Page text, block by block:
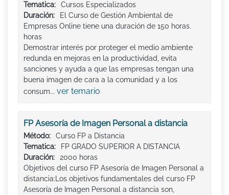
Tematica:
Cursos Especializados
Duración:
El Curso de Gestión Ambiental de
Empresas Online tiene una duración de 150 horas.
horas
Demostrar interés por proteger el medio ambiente
redunda en mejoras en la productividad, evita
sanciones y ayuda a que las empresas tengan una
buena imagen de cara a la comunidad y a los
consum... ver temario
FP Asesoría de Imagen Personal a distancia
Método:
Curso FP a Distancia
Tematica:
FP GRADO SUPERIOR A DISTANCIA
Duración:
2000 horas
Objetivos del curso FP Asesoría de Imagen Personal a
distancia:Los objetivos fundamentales del curso FP
Asesoría de Imagen Personal a distancia son,